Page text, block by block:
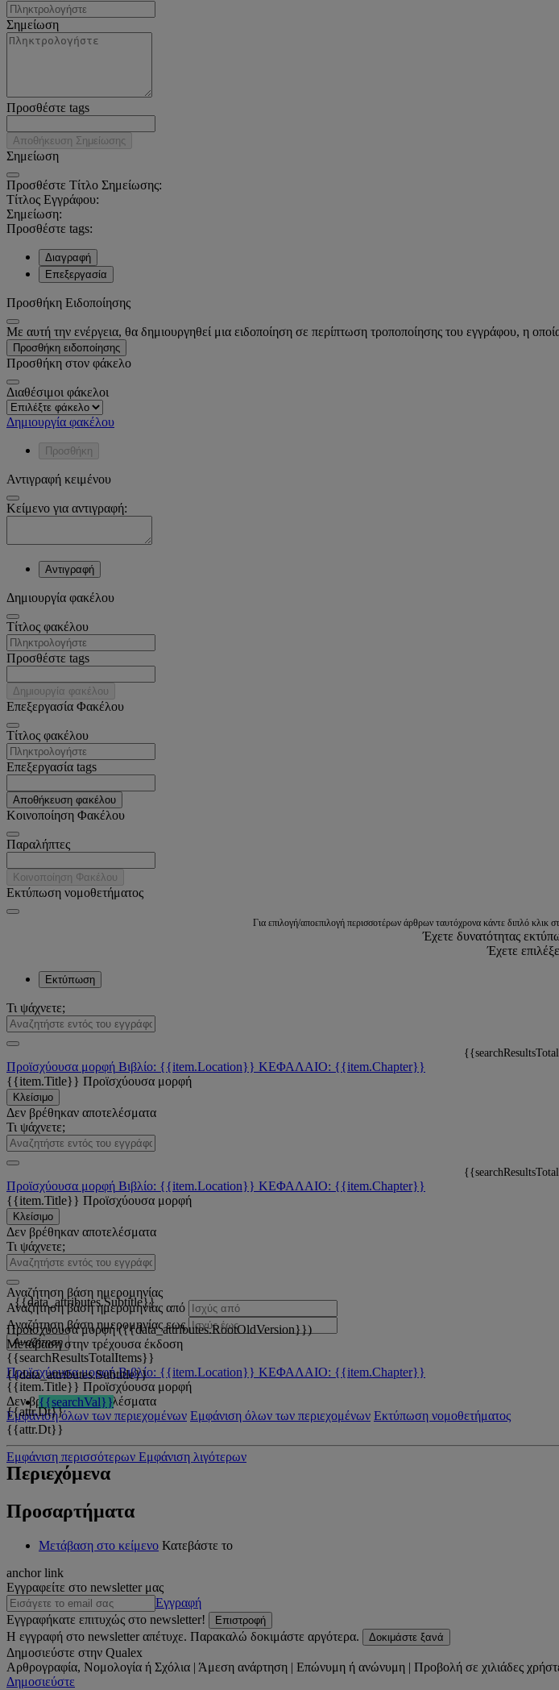
Σημείωση
Προσθέστε tags
Αποθήκευση Σημείωσης
Σημείωση
Προσθέστε Τίτλο Σημείωσης:
Τίτλος Εγγράφου:
Σημείωση:
Προσθέστε tags:
Διαγραφή
Επεξεργασία
Προσθήκη Ειδοποίησης
Με αυτή την ενέργεια, θα δημιουργηθεί μια ειδοποίηση σε περίπτωση τροποποίησης του εγγράφου, η
Προσθήκη ειδοποίησης
Προσθήκη στον φάκελο
Διαθέσιμοι φάκελοι
Δημιουργία φακέλου
Προσθήκη
Αντιγραφή κειμένου
Κείμενο για αντιγραφή:
Αντιγραφή
Δημιουργία φακέλου
Tίτλος φακέλου
Προσθέστε tags
Δημιουργία φακέλου
Επεξεργασία Φακέλου
Tίτλος φακέλου
Επεξεργασία tags
Αποθήκευση φακέλου
Κοινοποίηση Φακέλου
Παραλήπτες
Κοινοποίηση Φακέλου
Εκτύπωση νομοθετήματος
Για επιλογή/αποεπιλογή περισσοτέρων άρθρων ταυτόχρονα κάντε διπλό
Έχετε δυνατότητας
Έχετε
Εκτύπωση
Τι ψάχνετε;
Προϊσχύουσα μορφή Βιβλίο: {{item.Location}} ΚΕΦΑΛΑΙΟ: {{item.Chapter}}
{{item.Title}} Προϊσχύουσα μορφή
Κλείσιμο
Δεν βρέθηκαν αποτελέσματα
Τι ψάχνετε;
Προϊσχύουσα μορφή Βιβλίο: {{item.Location}} ΚΕΦΑΛΑΙΟ: {{item.Chapter}}
{{item.Title}} Προϊσχύουσα μορφή
Κλείσιμο
Δεν βρέθηκαν αποτελέσματα
Τι ψάχνετε;
Αναζήτηση βάση ημερομηνίας
Αναζήτηση βάση ημερομηνίας από
Αναζήτηση βάση ημερομηνίας εως
Αναζήτηση
{{searchResultsTotalItems}}
Προϊσχύουσα μορφή Βιβλίο: {{item.Location}} ΚΕΦΑΛΑΙΟ: {{item.Chapter}}
{{item.Title}} Προϊσχύουσα μορφή
Δεν βρέθηκαν αποτελέσματα
Εμφάνιση όλων των περιεχομένων Εμφάνιση όλων των περιεχομένων Εκτύπωση νομοθετήματος
{{data_attributes.Subtitle}}
Προϊσχύουσα μορφή ({{data_attributes.RootOldVersion}})
Μετάβαση στην τρέχουσα έκδοση
{{data_attributes.Subtitle}}
{{searchVal}}
{{attr.Dt}}
Εμφάνιση περισσότερων Εμφάνιση λιγότερων
{{attr.Dt}}
Περιεχόμενα
Προσαρτήματα
Μετάβαση στο κείμενο Κατεβάστε το
anchor link
Εγγραφείτε στο newsletter μας
Εγγραφή
Εγγραφήκατε επιτυχώς στο newsletter!
Επιστροφή
Η εγγραφή στο newsletter απέτυχε. Παρακαλώ δοκιμάστε αργότερα. Δοκιμάστε ξανά
Δημοσιεύστε στην Qualex
Αρθρογραφία, Νομολογία ή Σχόλια | Άμεση ανάρτηση | Επώνυμη ή ανώνυμη | Προβολή σε χιλιάδες
Δημοσιεύστε